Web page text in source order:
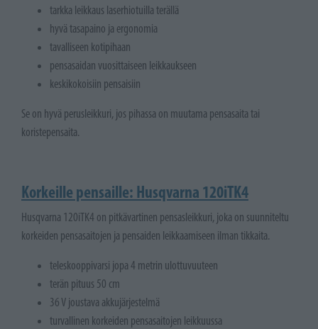
tarkka leikkaus laserhiotuilla terällä
hyvä tasapaino ja ergonomia
tavalliseen kotipihaan
pensasaidan vuosittaiseen leikkaukseen
keskikokoisiin pensaisiin
Se on hyvä perusleikkuri, jos pihassa on muutama pensasaita tai
koristepensaita.
Korkeille pensaille: Husqvarna 120iTK4
Husqvarna 120iTK4 on pitkävartinen pensasleikkuri, joka on suunniteltu
korkeiden pensasaitojen ja pensaiden leikkaamiseen ilman tikkaita.
teleskooppivarsi jopa 4 metrin ulottuvuuteen
terän pituus 50 cm
36 V joustava akkujärjestelmä
turvallinen korkeiden pensasaitojen leikkuussa